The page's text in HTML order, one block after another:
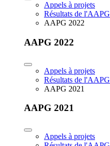
Appels à projets
Résultats de l'AAPG
AAPG 2022
AAPG 2022
Appels à projets
Résultats de l'AAPG
AAPG 2021
AAPG 2021
Appels à projets